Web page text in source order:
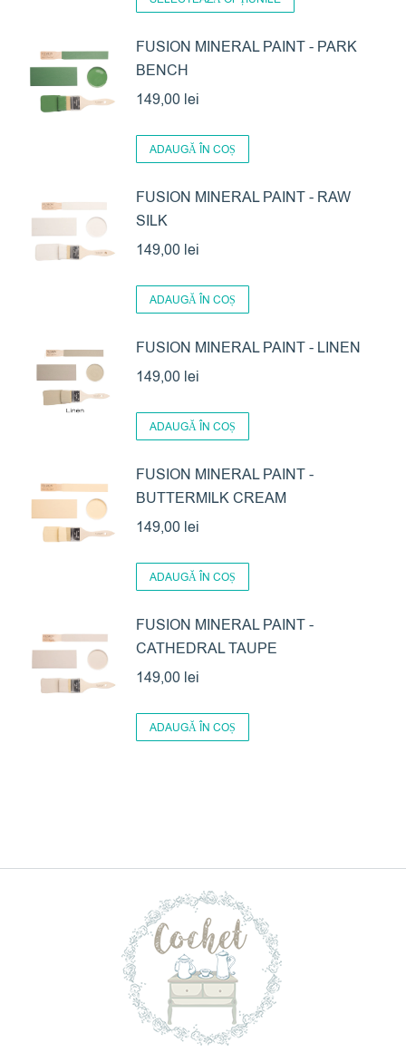
pânăare
fi
FUSION MINERAL PAINT - PARK
BENCH
149,00 lei
ADAUGĂ ÎN COȘ
FUSION MINERAL PAINT - RAW
SILK
149,00 lei
ADAUGĂ ÎN COȘ
FUSION MINERAL PAINT - LINEN
149,00 lei
ADAUGĂ ÎN COȘ
FUSION MINERAL PAINT -
BUTTERMILK CREAM
149,00 lei
ADAUGĂ ÎN COȘ
FUSION MINERAL PAINT -
CATHEDRAL TAUPE
149,00 lei
ADAUGĂ ÎN COȘ